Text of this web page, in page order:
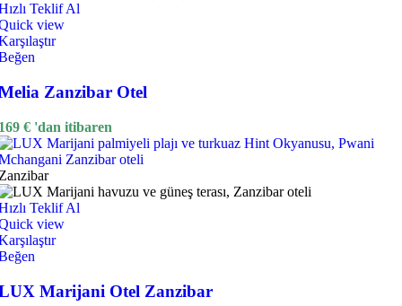
Teklif Al
view
Zanzibar Otel
€ 'dan itibaren
Teklif Al
view
Marijani Otel Zanzibar